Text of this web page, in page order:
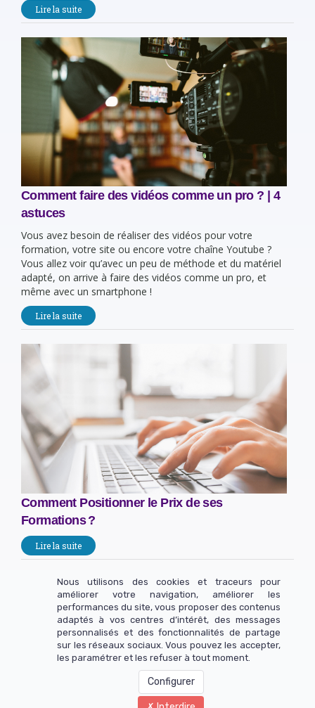
Lire la suite
Comment faire des vidéos comme un pro ? | 4
astuces
Vous avez besoin de réaliser des vidéos pour votre
formation, votre site ou encore votre chaîne Youtube ?
Vous allez voir qu’avec un peu de méthode et du matériel
adapté, on arrive à faire des vidéos comme un pro, et
même avec un smartphone !
Lire la suite
Comment Positionner le Prix de ses
Formations ?
Lire la suite
Rejoignez-nous sur les réseaux pour échanger !
Copyright 2025 - INGUZ SAS - Tous droits réservés.
Nous utilisons des cookies et traceurs pour
améliorer votre navigation, améliorer les
performances du site, vous proposer des contenus
adaptés à vos centres d’intérêt, des messages
personnalisés et des fonctionnalités de partage
sur les réseaux sociaux. Vous pouvez les accepter,
les paramétrer et les refuser à tout moment.
Configurer